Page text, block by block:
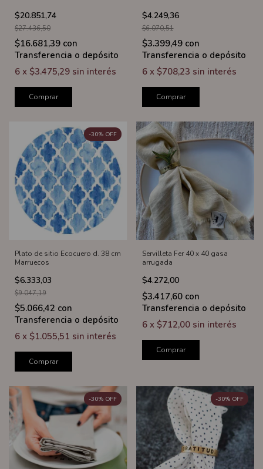
$20.851,74
$27.436,50
$16.681,39 con
Transferencia o depósito
6 x $3.475,29 sin interés
Comprar
$4.249,36
$6.070,51
$3.399,49 con
Transferencia o depósito
6 x $708,23 sin interés
Comprar
Plato de sitio Ecocuero d. 38 cm
Marruecos
$6.333,03
-30% OFF
$9.047,19
$5.066,42 con
Transferencia o depósito
6 x $1.055,51 sin interés
Comprar
Servilleta Fer 40 x 40 gasa
arrugada
$4.272,00
$3.417,60 con
Transferencia o depósito
6 x $712,00 sin interés
Comprar
-30% OFF -30% OFF